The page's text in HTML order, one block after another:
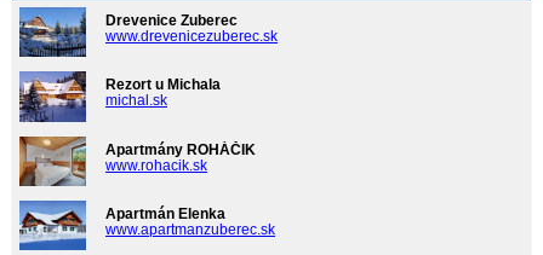
Drevenice Zuberec
www.drevenicezuberec.sk
Rezort u Michala
michal.sk
Apartmány ROHÁČIK
www.rohacik.sk
Apartmán Elenka
www.apartmanzuberec.sk